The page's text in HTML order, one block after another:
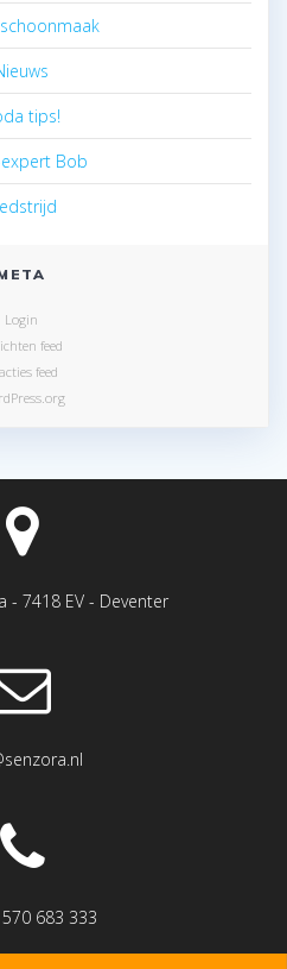
tips!
Bob
Login
feed
feed
- 7418 EV - Deventer
570 683 333